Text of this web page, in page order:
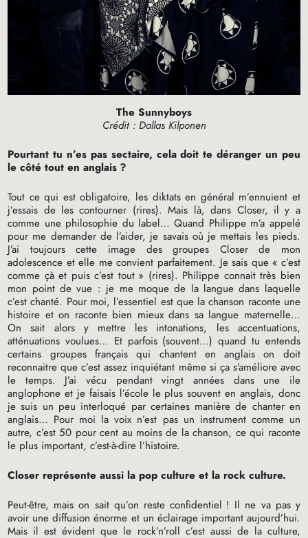
The Sunnyboys
Crédit : Dallas Kilponen
Pourtant tu n’es pas sectaire, cela doit te déranger un peu
le côté tout en anglais ?
Tout ce qui est obligatoire, les diktats en général m’ennuient et
j’essais de les contourner (rires). Mais là, dans Closer, il y a
comme une philosophie du label… Quand Philippe m’a appelé
pour me demander de l’aider, je savais où je mettais les pieds.
J’ai toujours cette image des groupes Closer de mon
adolescence et elle me convient parfaitement. Je sais que « c’est
comme çà et puis c’est tout » (rires). Philippe connait très bien
mon point de vue : je me moque de la langue dans laquelle
c’est chanté. Pour moi, l’essentiel est que la chanson raconte une
histoire et on raconte bien mieux dans sa langue maternelle…
On sait alors y mettre les intonations, les accentuations,
atténuations voulues… Et parfois (souvent…) quand tu entends
certains groupes français qui chantent en anglais on doit
reconnaitre que c’est assez inquiétant même si ça s’améliore avec
le temps. J’ai vécu pendant vingt années dans une ile
anglophone et je faisais l’école le plus souvent en anglais, donc
je suis un peu interloqué par certaines manière de chanter en
anglais… Pour moi la voix n’est pas un instrument comme un
autre, c’est 50 pour cent au moins de la chanson, ce qui raconte
le plus important, c’est-à-dire l’histoire.
Closer représente aussi la pop culture et la rock culture.
Peut-être, mais on sait qu’on reste confidentiel ! Il ne va pas y
avoir une diffusion énorme et un éclairage important aujourd’hui.
Mais il est évident que le rock’n’roll c’est aussi de la culture,